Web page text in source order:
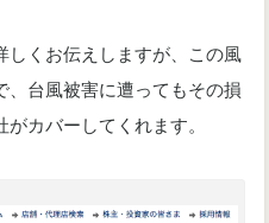
しくお伝えしますが、この風
、台風被害に遭ってもその損
カバーしてくれます。